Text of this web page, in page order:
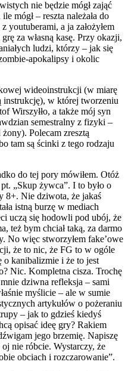
nie będzie mógł zająć
mógł – reszta należała do
youtuberami, a ja założyłem
za własną kasę. Przy okazji,
ludzi, którzy – jak się
apokalipsy i okolic
wideoinstrukcji (w miarę
instrukcję), w której tworzeniu
Wirszyłło, a także mój syn
semestralny z fizyki –
żony). Polecam zresztą
tam są ścinki z tego rodzaju
do tej pory mówiłem. Otóż
„Skup żywca”. I to było o
8+. Nie dziwota, że jakaś
istną burzę w mediach
uczą się hodowli pod ubój, że
też bym chciał taką, za darmo
No więc stworzyłem fake’owe
że to nic, że FG to w ogóle
o kanibalizmie i że to jest
Nic. Kompletna cisza. Trochę
dziwna refleksja – sami
myślicie – ale w sumie
artykułów o pożeraniu
– jak to gdzieś kiedyś
opisać ideę gry? Rakiem
jego brzemię. Napiszę
nie róbcie. Wystarczy, że
obciach i rozczarowanie”.